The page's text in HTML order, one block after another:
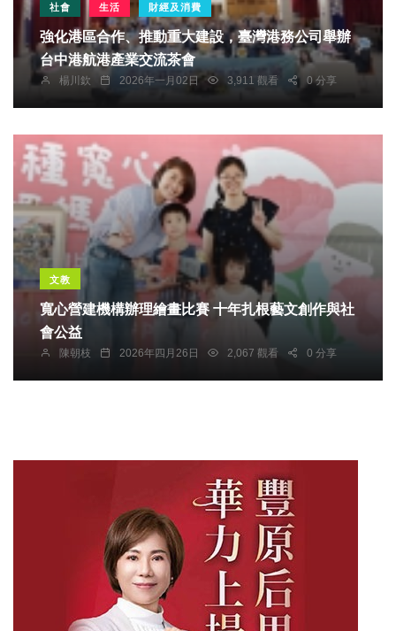
社會 生活 財經及消費
強化港區合作、推動重大建設，臺灣港務公司舉辦
台中港航港產業交流茶會
楊川欽 2026年一月02日 3,911 觀看 0 分享
文教
寬心營建機構辦理繪畫比賽 十年扎根藝文創作與社
會公益
陳朝枝 2026年四月26日 2,067 觀看 0 分享